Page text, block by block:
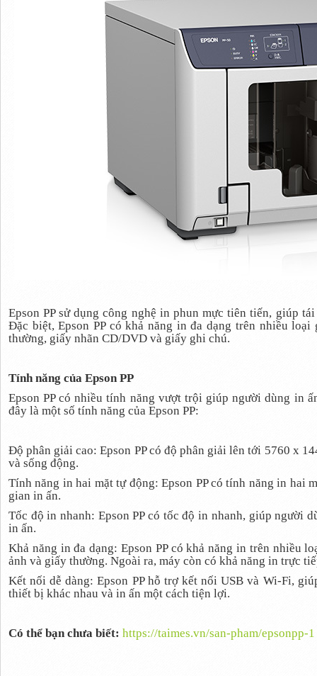
Epson PP sử dụng công nghệ in phun mực tiên tiến, giúp
Đặc biệt, Epson PP có khả năng in đa dạng trên nhiều
thường, giấy nhãn CD/DVD và giấy ghi chú.
Tính năng của Epson PP
Epson PP có nhiều tính năng vượt trội giúp người dùng in
đây là một số tính năng của Epson PP:
Độ phân giải cao: Epson PP có độ phân giải lên tới 5760 x
và sống động.
Tính năng in hai mặt tự động: Epson PP có tính năng in hai
gian in ấn.
Tốc độ in nhanh: Epson PP có tốc độ in nhanh, giúp người
in ấn.
Khả năng in đa dạng: Epson PP có khả năng in trên nhiều
ảnh và giấy thường. Ngoài ra, máy còn có khả năng in trực
Kết nối dễ dàng: Epson PP hỗ trợ kết nối USB và Wi-Fi,
thiết bị khác nhau và in ấn một cách tiện lợi.
Có thể bạn chưa biết: https://taimes.vn/san-pham/epsonpp-1